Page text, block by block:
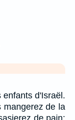
enfants d'Israël.
mangerez de la
de pain;